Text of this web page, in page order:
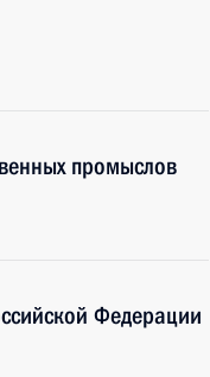
промыслов
Федерации